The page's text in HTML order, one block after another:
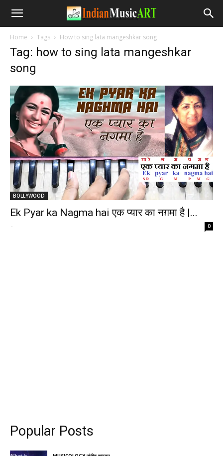
Home Tags How to sing lata mangeshkar song
Tag: how to sing lata mangeshkar
song
BOLLYWOOD
Ek Pyar ka Nagma hai एक प्यार का नग़मा है |...
- 0
Popular Posts